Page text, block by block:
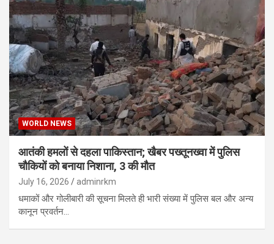
WORLD NEWS
आतंकी हमलों से दहला पाकिस्तान; खैबर पख्तूनख्वा में पुलिस
चौकियों को बनाया निशाना, 3 की मौत
July 16, 2026 adminrkm
धमाकों और गोलीबारी की सूचना मिलते ही भारी संख्या में पुलिस बल और अन्य
कानून प्रवर्तन…